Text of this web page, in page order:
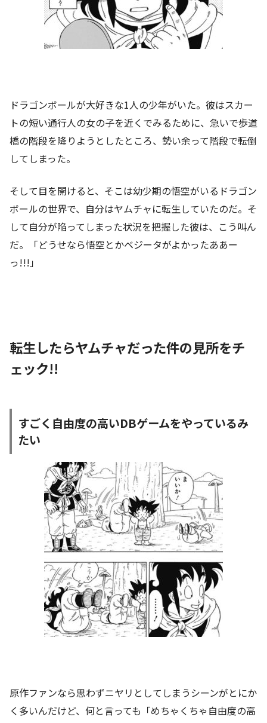
ドラゴンボールが大好きな1人の少年がいた。彼はスカー
トの短い通行人の女の子を近くでみるために、急いで歩道
橋の階段を降りようとしたところ、勢い余って階段で転倒
してしまった。
そして目を開けると、そこは幼少期の悟空がいるドラゴン
ボールの世界で、自分はヤムチャに転生していたのだ。そ
して自分が陥ってしまった状況を把握した彼は、こう叫ん
だ。「どうせなら悟空とかベジータがよかったああー
っ!!!」
転生したらヤムチャだった件の見所をチ
ェック!!
すごく自由度の高いDBゲームをやっているみ
たい
原作ファンなら思わずニヤリとしてしまうシーンがとにか
く多いんだけど、何と言っても「めちゃくちゃ自由度の高